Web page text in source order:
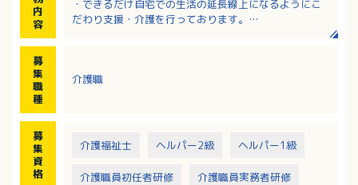
内
容
・できるだけ自宅での生活の延長線上になるようにこ
だわり支援・介護を行っております。
・ご利用者様は要支援から要介護の方まで利用されて
募
集
職
種
介護職
募
集
資
格
介護福祉士 ヘルパー2級 ヘルパー1級
介護職員初任者研修 介護職員実務者研修